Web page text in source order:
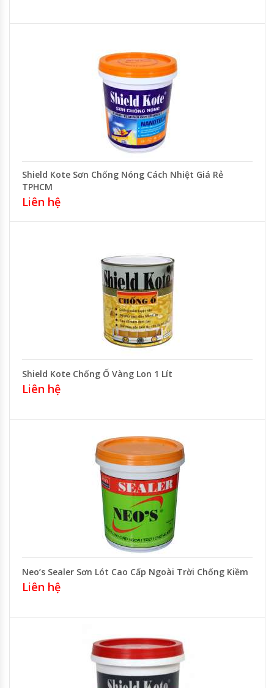
Shield Kote Sơn Chống Nóng Cách Nhiệt Giá Rẻ
TPHCM
Liên hệ
Shield Kote Chống Ố Vàng Lon 1 Lít
Liên hệ
Neo’s Sealer Sơn Lót Cao Cấp Ngoài Trời Chống Kiềm
Liên hệ